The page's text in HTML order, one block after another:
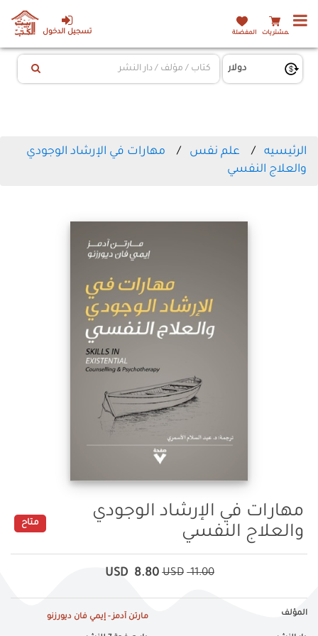
تسجيل الدخول المشتريات المفضلة
الرئيسيه علم نفس
مهارات في الإرشاد الوجودي
والعلاج النفسي
مهارات في الإرشاد الوجودي
والعلاج النفسي
متاح
11.00
USD
8.80
USD
المؤلف مارتن آدمز - إيمي فان ديورزنو